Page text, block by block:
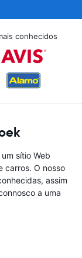
conhecidos
sítio Web
carros. O nosso
assim
a uma